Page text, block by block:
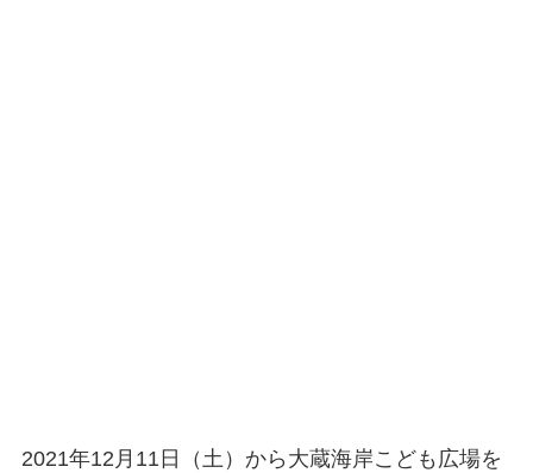
2021年12月11日（土）から大蔵海岸こども広場を